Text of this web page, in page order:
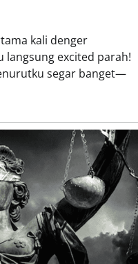
kali denger
langsung excited parah!
segar banget—